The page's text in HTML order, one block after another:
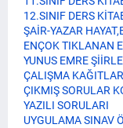
12.SINIF DERS
ŞAİR-YAZAR
ENÇOK TIKLANAN
YUNUS EMRE
ÇALIŞMA
ÇIKMIŞ SORULAR
YAZILI SORULARI
UYGULAMA SINAV